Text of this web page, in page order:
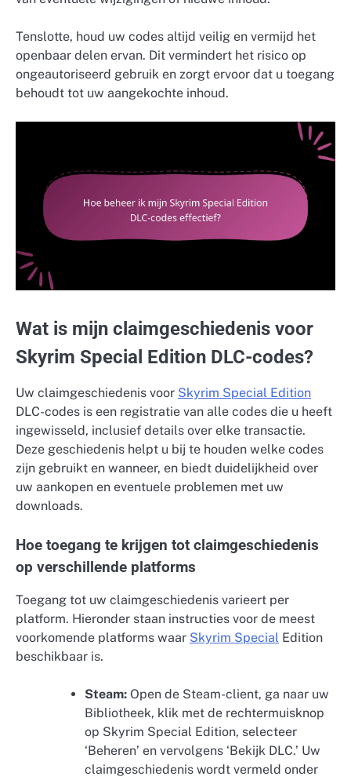
Tenslotte, houd uw codes altijd veilig en vermijd het
openbaar delen ervan. Dit vermindert het risico op
ongeautoriseerd gebruik en zorgt ervoor dat u toegang
behoudt tot uw aangekochte inhoud.
Wat is mijn claimgeschiedenis voor
Skyrim Special Edition DLC-codes?
Uw claimgeschiedenis voor Skyrim Special Edition
DLC-codes is een registratie van alle codes die u heeft
ingewisseld, inclusief details over elke transactie.
Deze geschiedenis helpt u bij te houden welke codes
zijn gebruikt en wanneer, en biedt duidelijkheid over
uw aankopen en eventuele problemen met uw
downloads.
Hoe toegang te krijgen tot claimgeschiedenis
op verschillende platforms
Toegang tot uw claimgeschiedenis varieert per
platform. Hieronder staan instructies voor de meest
voorkomende platforms waar Skyrim Special Edition
beschikbaar is.
Steam: Open de Steam-client, ga naar uw
Bibliotheek, klik met de rechtermuisknop
op Skyrim Special Edition, selecteer
‘Beheren’ en vervolgens ‘Bekijk DLC.’ Uw
claimgeschiedenis wordt vermeld onder